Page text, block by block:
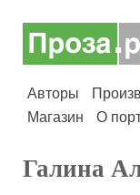
Авторы
Магазин
О
Галина